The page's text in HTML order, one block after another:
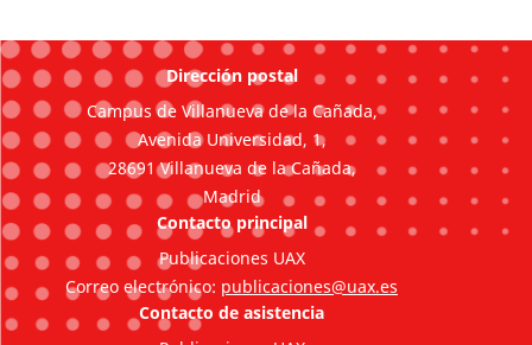
Dirección postal
Campus de Villanueva de la Cañada,
Avenida Universidad, 1,
28691 Villanueva de la Cañada,
Madrid
Contacto principal
Publicaciones UAX
Correo electrónico: publicaciones@uax.es
Contacto de asistencia